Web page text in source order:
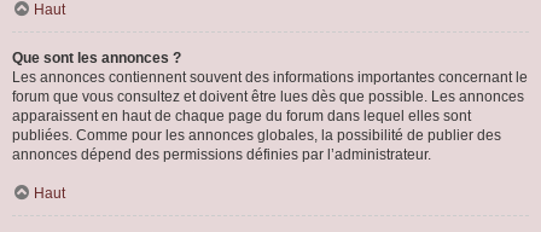
Haut
Que sont les annonces ?
Les annonces contiennent souvent des informations importantes concernant le
forum que vous consultez et doivent être lues dès que possible. Les annonces
apparaissent en haut de chaque page du forum dans lequel elles sont
publiées. Comme pour les annonces globales, la possibilité de publier des
annonces dépend des permissions définies par l’administrateur.
Haut